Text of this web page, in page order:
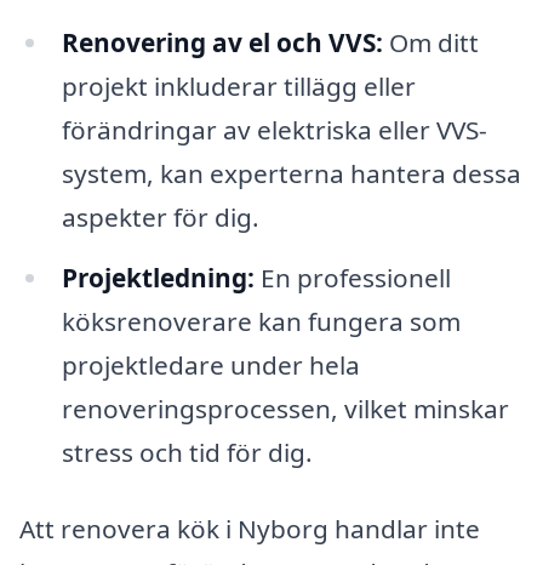
Renovering av el och VVS: Om ditt
projekt inkluderar tillägg eller
förändringar av elektriska eller VVS-
system, kan experterna hantera dessa
aspekter för dig.
Projektledning: En professionell
köksrenoverare kan fungera som
projektledare under hela
renoveringsprocessen, vilket minskar
stress och tid för dig.
Att renovera kök i Nyborg handlar inte